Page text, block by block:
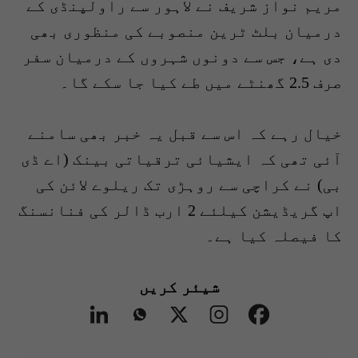
مریم نواز شریف نے لاہور سے راولپنڈی کے
درمیان بلٹ ٹرین منصوبے کی منظوری بھی
دی ہے، جس سے دونوں شہروں کے درمیان سفر
صرف 2.5 گھنٹے میں طے کیا جا سکے گا۔
خیال رہے کہ اس سے قبل یہ خبر بھی سامنے
آئی تھی کہ ایشیائی ترقیاتی بینک (اے ڈی
بی) نے کراچی سے روہڑی تک ریلوے لائن کی
اپ گریڈیشن کیلئے 2 ارب ڈالر کی فنانسنگ
کا فیصلہ کیا ہے۔
شیئر کریں